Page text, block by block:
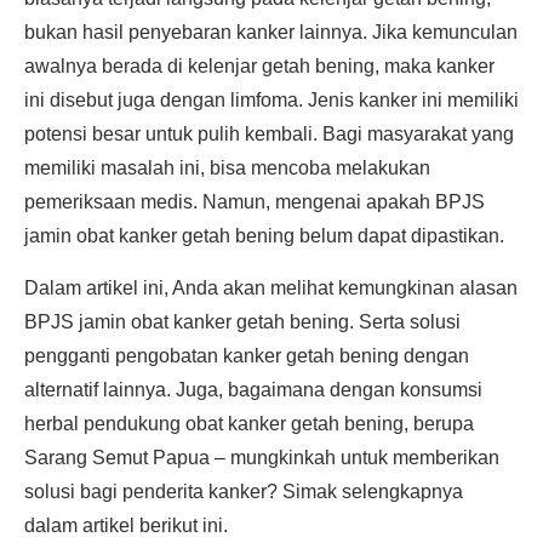
bukan hasil penyebaran kanker lainnya. Jika kemunculan
awalnya berada di kelenjar getah bening, maka kanker
ini disebut juga dengan limfoma. Jenis kanker ini memiliki
potensi besar untuk pulih kembali. Bagi masyarakat yang
memiliki masalah ini, bisa mencoba melakukan
pemeriksaan medis. Namun, mengenai apakah BPJS
jamin obat kanker getah bening belum dapat dipastikan.
Dalam artikel ini, Anda akan melihat kemungkinan alasan
BPJS jamin obat kanker getah bening. Serta solusi
pengganti pengobatan kanker getah bening dengan
alternatif lainnya. Juga, bagaimana dengan konsumsi
herbal pendukung obat kanker getah bening, berupa
Sarang Semut Papua – mungkinkah untuk memberikan
solusi bagi penderita kanker? Simak selengkapnya
dalam artikel berikut ini.